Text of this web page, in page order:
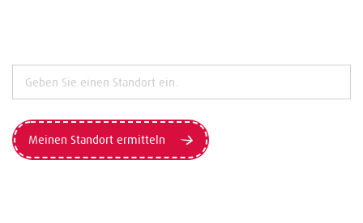
Meinen Standort ermitteln